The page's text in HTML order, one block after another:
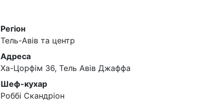
Регіон
Тель-Авів та центр
Адреса
Ха-Цорфім 36, Тель Авів Джаффа
Шеф-кухар
Роббі Скандріон